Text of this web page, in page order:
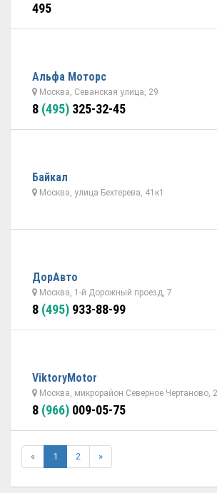
495
Альфа Моторс
Москва, Севанская улица, 29
8 (495) 325-32-45
Байкал
Москва, улица Бехтерева, 41к1
ДорАвто
Москва, 1-й Дорожный проезд, 7
8 (495) 933-88-99
ViktoryMotor
Москва, микрорайон Северное Чертаново,
8 (966) 009-05-75
« 1 2 »